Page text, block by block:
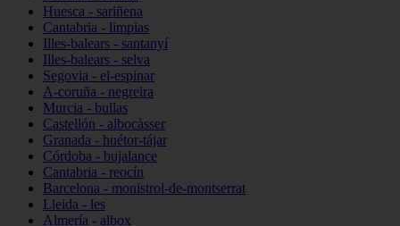
Huesca - sariñena
Cantabria - limpias
Illes-balears - santanyí
Illes-balears - selva
Segovia - el-espinar
A-coruña - negreira
Murcia - bullas
Castellón - albocàsser
Granada - huétor-tájar
Córdoba - bujalance
Cantabria - reocín
Barcelona - monistrol-de-montserrat
Lleida - les
Almería - albox